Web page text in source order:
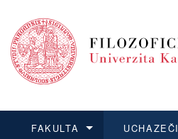
FAKULTA UCHAZEČI